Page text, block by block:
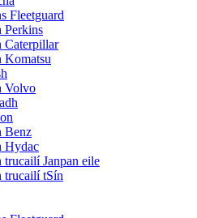
Fleetguard
Perkins
Caterpillar
Komatsu
Volvo
Benz
Hydac
trucailí Janpan eile
trucailí tSín